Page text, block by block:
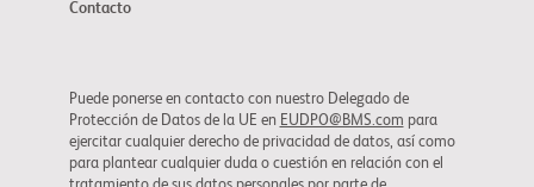
Contacto
Puede ponerse en contacto con nuestro Delegado de
Protección de Datos de la UE en EUDPO@BMS.com para
ejercitar cualquier derecho de privacidad de datos, así como
para plantear cualquier duda o cuestión en relación con el